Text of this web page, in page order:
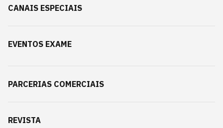
CANAIS ESPECIAIS
EVENTOS EXAME
PARCERIAS COMERCIAIS
REVISTA